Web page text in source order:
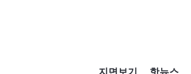
지면보기 핫뉴스